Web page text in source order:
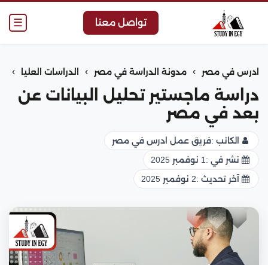
☰ تواصل معنا
ادرس في مصر › مدونة الدراسة في مصر › الدراسات العليا ›
دراسة ماجستير تحليل البيانات عن
بعد في مصر
الكاتب :فريق عمل ادرس في مصر
نشر في : 1 نوفمبر 2025
آخر تحديث :2 نوفمبر 2025